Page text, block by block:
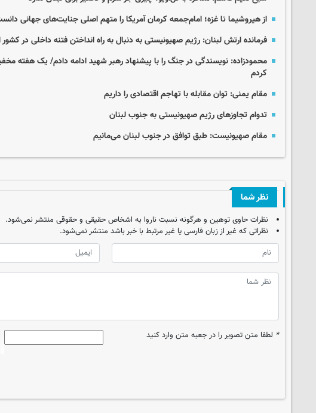
از هیروشیما تا غزه؛ امام‌جمعه کرمان آمریکا را متهم اصلی جنایت‌های جهانی
فرمانده ارتش لبنان: رژیم صهیونیستی به دنبال به راه انداختن فتنه داخلی در
محمودزاده: نویسندگی در جنگ را با پیشنهاد رهبر شهید ادامه دادم/ یک هفته
کردم
مقام یمنی: توان مقابله با تهاجم اقتصادی را داریم
تدوام تجاوزهای رژیم صهیونیستی به جنوب لبنان
مقام صهیونیست: طبق توافق در جنوب لبنان می‌مانیم
نظر شما
نظرات حاوی توهین و هرگونه نسبت ناروا به اشخاص حقیقی و حقوقی منتشر نمی‌شود.
نظراتی که غیر از زبان فارسی یا غیر مرتبط با خبر باشد منتشر نمی‌شود.
* لطفا متن تصویر را در جعبه متن وارد کنید